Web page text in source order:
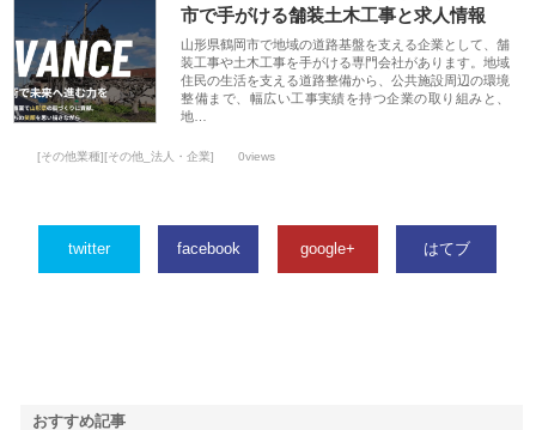
市で手がける舗装土木工事と求人情報
山形県鶴岡市で地域の道路基盤を支える企業として、舗
装工事や土木工事を手がける専門会社があります。地域
住民の生活を支える道路整備から、公共施設周辺の環境
整備まで、幅広い工事実績を持つ企業の取り組みと、
地…
[その他業種][その他_法人・企業] 0views
twitter facebook google+ はてブ
おすすめ記事